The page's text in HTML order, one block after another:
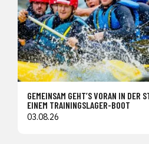
GEMEINSAM GEHT’S VORAN IN DER
EINEM TRAININGSLAGER-BOOT
03.08.26